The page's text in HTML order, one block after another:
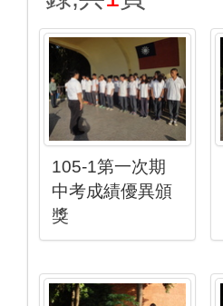
105-1第一次期
中考成績優異頒
獎